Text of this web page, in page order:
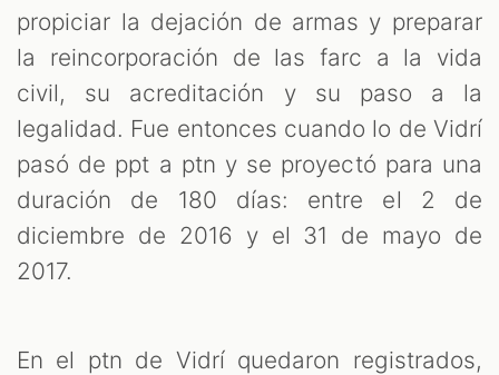
propiciar la dejación de armas y preparar
la reincorporación de las farc a la vida
civil, su acreditación y su paso a la
legalidad. Fue entonces cuando lo de Vidrí
pasó de ppt a ptn y se proyectó para una
duración de 180 días: entre el 2 de
diciembre de 2016 y el 31 de mayo de
2017.
En el ptn de Vidrí quedaron registrados,